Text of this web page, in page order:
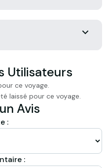
Utilisateurs
ce voyage.
laissé pour ce voyage.
Avis
:
: